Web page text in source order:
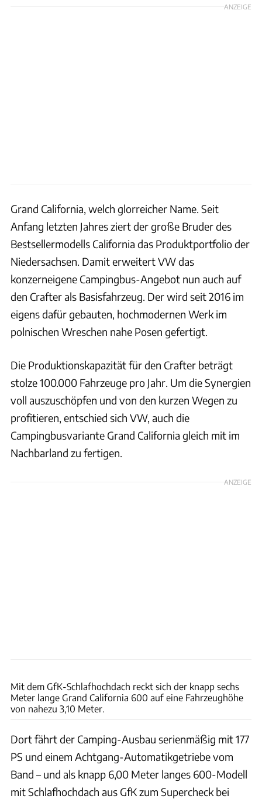
ANZEIGE
Grand California, welch glorreicher Name. Seit
Anfang letzten Jahres ziert der große Bruder des
Bestsellermodells California das Produktportfolio der
Niedersachsen. Damit erweitert VW das
konzerneigene Campingbus-Angebot nun auch auf
den Crafter als Basisfahrzeug. Der wird seit 2016 im
eigens dafür gebauten, hochmodernen Werk im
polnischen Wreschen nahe Posen gefertigt.
Die Produktionskapazität für den Crafter beträgt
stolze 100.000 Fahrzeuge pro Jahr. Um die Synergien
voll auszuschöpfen und von den kurzen Wegen zu
profitieren, entschied sich VW, auch die
Campingbusvariante Grand California gleich mit im
Nachbarland zu fertigen.
ANZEIGE
Mit dem GfK-Schlafhochdach reckt sich der knapp sechs
Meter lange Grand California 600 auf eine Fahrzeughöhe
von nahezu 3,10 Meter.
Dort fährt der Camping-Ausbau serienmäßig mit 177
PS und einem Achtgang-Automatikgetriebe vom
Band – und als knapp 6,00 Meter langes 600-Modell
mit Schlafhochdach aus GfK zum Supercheck bei